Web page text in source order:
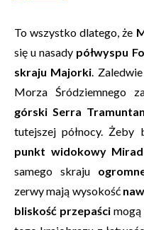
To wszystko dlatego, że
się u nasady półwyspu
skraju Majorki.
Morza Śródziemnego
górski Serra
tutejszej północy. Żeby
punkt widokowy
samego skraju
zerwy mają wysokość
bliskość przepaścimogą